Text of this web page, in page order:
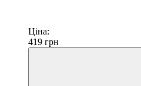
Ціна:
419 грн